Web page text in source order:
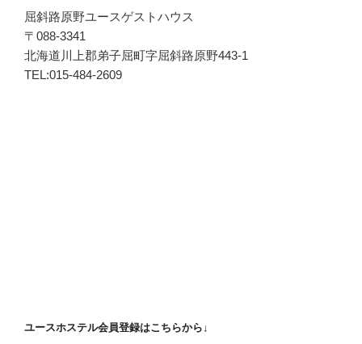
屈斜路原野ユースゲストハウス
〒088-3341
北海道川上郡弟子屈町字屈斜路原野443-1
TEL:015-484-2609
ユースホステル会員登録はこちらから↓